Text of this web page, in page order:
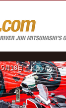
5月18日 ドゥカティ・